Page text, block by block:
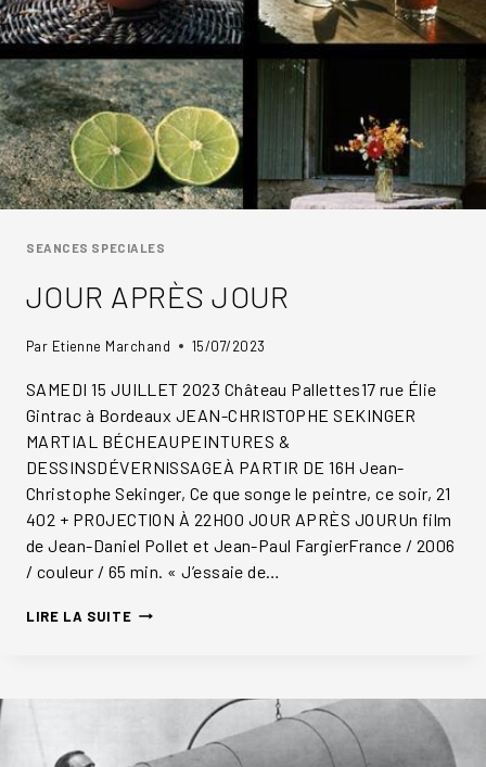
SEANCES SPECIALES
JOUR APRÈS JOUR
Par Etienne Marchand 15/07/2023
SAMEDI 15 JUILLET 2023 Château Pallettes17 rue Élie
Gintrac à Bordeaux JEAN-CHRISTOPHE SEKINGER
MARTIAL BÉCHEAUPEINTURES &
DESSINSDÉVERNISSAGEÀ PARTIR DE 16H Jean-
Christophe Sekinger, Ce que songe le peintre, ce soir, 21
402 + PROJECTION À 22H00 JOUR APRÈS JOURUn film
de Jean-Daniel Pollet et Jean-Paul FargierFrance / 2006
/ couleur / 65 min. « J’essaie de…
LIRE LA SUITEJOUR